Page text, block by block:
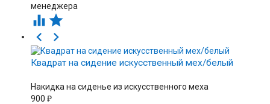
менеджера
 


Квадрат на сидение искусственный мех/белый
Накидка на сиденье из искусственного меха
900 ₽